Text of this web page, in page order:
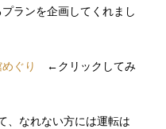
ランを企画してくれまし
ぐり
←クリックしてみ
、なれない方には運転は